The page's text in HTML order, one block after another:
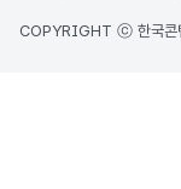
COPYRIGHT ⓒ 한국콘